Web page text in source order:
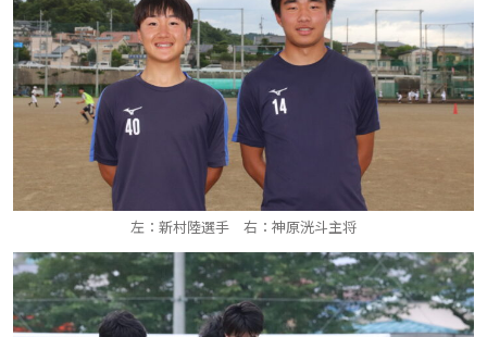
左：新村陸選手 右：神原洸斗主将